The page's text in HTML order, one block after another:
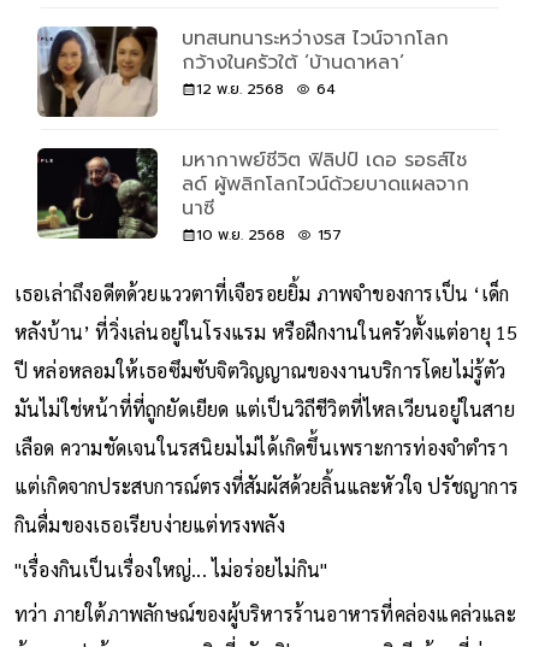
บทสนทนาระหว่างรส ไวน์จากโลก
กว้างในครัวใต้ ‘บ้านดาหลา’
12 พ.ย. 2568 64
มหากาพย์ชีวิต ฟิลิปป์ เดอ รอธส์ไช
ลด์ ผู้พลิกโลกไวน์ด้วยบาดแผลจาก
นาซี
10 พ.ย. 2568 157
เธอเล่าถึงอดีตด้วยแววตาที่เจือรอยยิ้ม ภาพจำของการเป็น ‘เด็ก
หลังบ้าน’ ที่วิ่งเล่นอยู่ในโรงแรม หรือฝึกงานในครัวตั้งแต่อายุ 15
ปี หล่อหลอมให้เธอซึมซับจิตวิญญาณของงานบริการโดยไม่รู้ตัว
มันไม่ใช่หน้าที่ที่ถูกยัดเยียด แต่เป็นวิถีชีวิตที่ไหลเวียนอยู่ในสาย
เลือด ความชัดเจนในรสนิยมไม่ได้เกิดขึ้นเพราะการท่องจำตำรา
แต่เกิดจากประสบการณ์ตรงที่สัมผัสด้วยลิ้นและหัวใจ ปรัชญาการ
กินดื่มของเธอเรียบง่ายแต่ทรงพลัง
"เรื่องกินเป็นเรื่องใหญ่... ไม่อร่อยไม่กิน"
ทว่า ภายใต้ภาพลักษณ์ของผู้บริหารร้านอาหารที่คล่องแคล่วและ